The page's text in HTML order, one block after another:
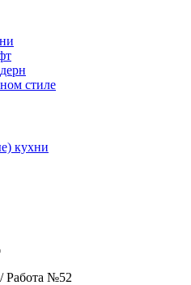
стиле
кухни
/ Работа №52